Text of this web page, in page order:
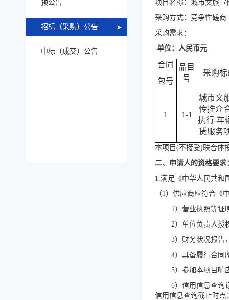
预公告
招标（采购）公告
中标（成交）公告
项目名称： 城市文旅宣
采购方式：竞争性磋商
采购需求：
单位：人民币元
合同
包号
品目
号
采购
1 1-1
城市文
传推介
执行-车
赁服务
本项目 (不接受)联合体
二、申请人的资格要求
1.满足《中华人民共和
（1）供应商应符合《
1）营业执照等证
2）单位负责人授
3）财务状况报告
4）具备履行合同
5）参加本项目响
6）信用信息查询
信用信息查询截止时点